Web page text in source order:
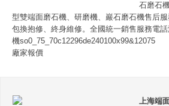
石磨石
型雙端面磨石機、研磨機、巖石磨石機售后
包換抱修、終身維修。全國統一銷售服務電
機so0_75_70c12296de240100x99&12075
廠家報價
上海端